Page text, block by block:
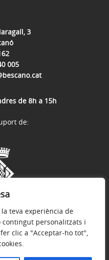
teva experiència de
contingut personalitzats i
clic a "Acceptar-ho tot",
3
005
de 8h a 15h
de: